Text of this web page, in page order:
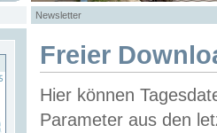
Newsletter
Freier
Hier können
Parameter aus den